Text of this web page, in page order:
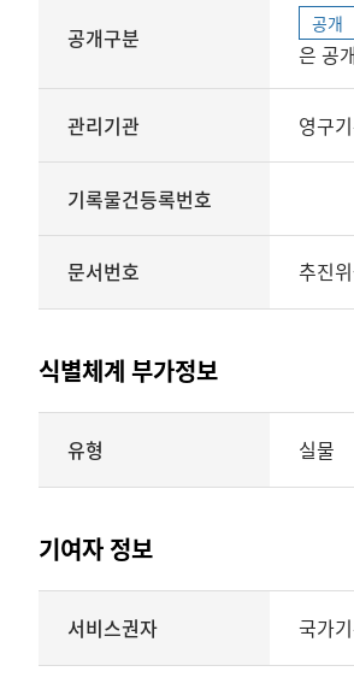
공개구분 공개
은 공
관리기관 영구
기록물건등록번호
문서번호 추진
식별체계 부가정보
부가정보의
유형
표현형태
제공
유형 실물
기여자 정보
기여자
정보를
서비스권자 국가